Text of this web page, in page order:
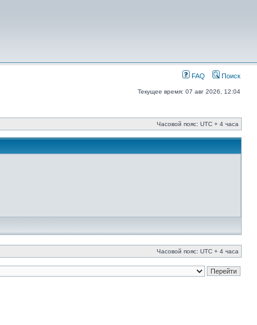
FAQ Поиск
Текущее время: 07 авг 2026, 12:04
Часовой пояс: UTC + 4 часа
Часовой пояс: UTC + 4 часа